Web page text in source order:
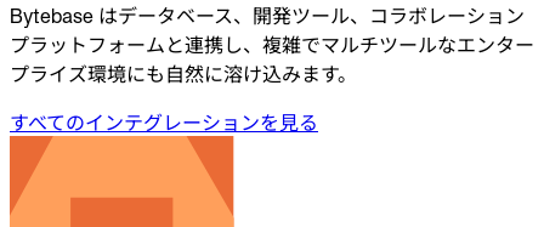
Bytebase はデータベース、開発ツール、コラボレーション
プラットフォームと連携し、複雑でマルチツールなエンター
プライズ環境にも自然に溶け込みます。
すべてのインテグレーションを見る
すべてのインテグレーションを見る